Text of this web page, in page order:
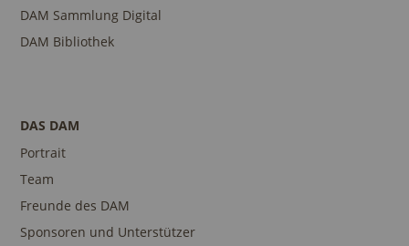
DAM Sammlung Digital
DAM Bibliothek
DAS DAM
Portrait
Team
Freunde des DAM
Sponsoren und Unterstützer